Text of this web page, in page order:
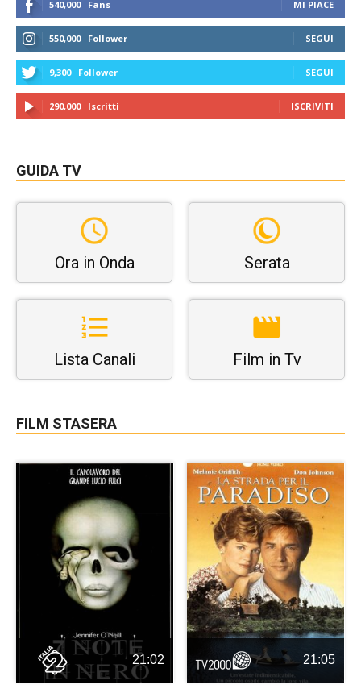
540,000 Fans MI PIACE
550,000 Follower SEGUI
9,300 Follower SEGUI
290,000 Iscritti ISCRIVITI
GUIDA TV
Ora in Onda Serata
Lista Canali Film in Tv
FILM STASERA
21:02 21:05